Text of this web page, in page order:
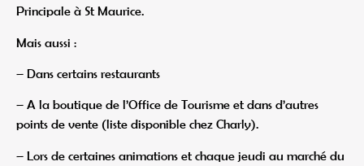
Principale à St Maurice.
Mais aussi :
– Dans certains restaurants
– A la boutique de l’Office de Tourisme et dans d’autres
points de vente (liste disponible chez Charly).
– Lors de certaines animations et chaque jeudi au marché du